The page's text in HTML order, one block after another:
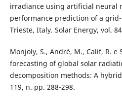
irradiance using artificial neural
performance prediction of a
Trieste, Italy. Solar Energy, vol.
Monjoly, S., André, M., Calif, R. e
forecasting of global solar
decomposition methods: A
119, n. pp. 288-298.